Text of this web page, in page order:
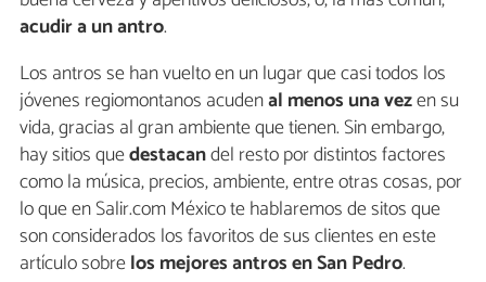
acudir a un antro.
Los antros se han vuelto en un lugar que casi todos los
jóvenes regiomontanos acudenal menos una vezen su
vida, gracias al gran ambiente que tienen. Sin embargo,
hay sitios quedestacandel resto por distintos factores
como la música, precios, ambiente, entre otras cosas, por
lo que en Salir.com México te hablaremos de sitos que
son considerados los favoritos de sus clientes en este
artículo sobrelos mejores antros en San Pedro.